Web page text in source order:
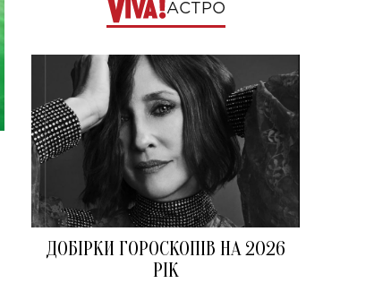
АСТРО
ДОБІРКИ ГОРОСКОПІВ НА 2026
РІК